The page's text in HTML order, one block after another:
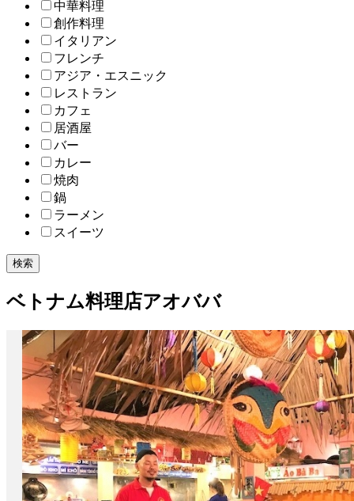
中華料理
創作料理
イタリアン
フレンチ
アジア・エスニック
レストラン
カフェ
居酒屋
バー
カレー
焼肉
鍋
ラーメン
スイーツ
検索
ベトナム料理店アオババ